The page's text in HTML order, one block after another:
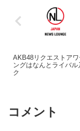
AKB48リクエストア
ングはなんとライバル
ク
コメント